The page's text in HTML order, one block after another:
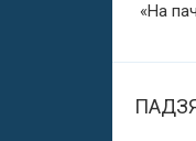
«На